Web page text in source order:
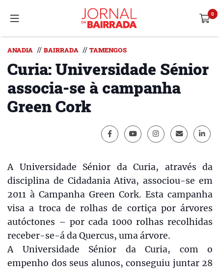
ANADIA // BAIRRADA // TAMENGOS
Curia: Universidade Sénior
associa-se à campanha
Green Cork
A Universidade Sénior da Curia, através da
disciplina de Cidadania Ativa, associou-se em
2011 à Campanha Green Cork. Esta campanha
visa a troca de rolhas de cortiça por árvores
autóctones – por cada 1000 rolhas recolhidas
receber-se-á da Quercus, uma árvore.
A Universidade Sénior da Curia, com o
empenho dos seus alunos, conseguiu juntar 28